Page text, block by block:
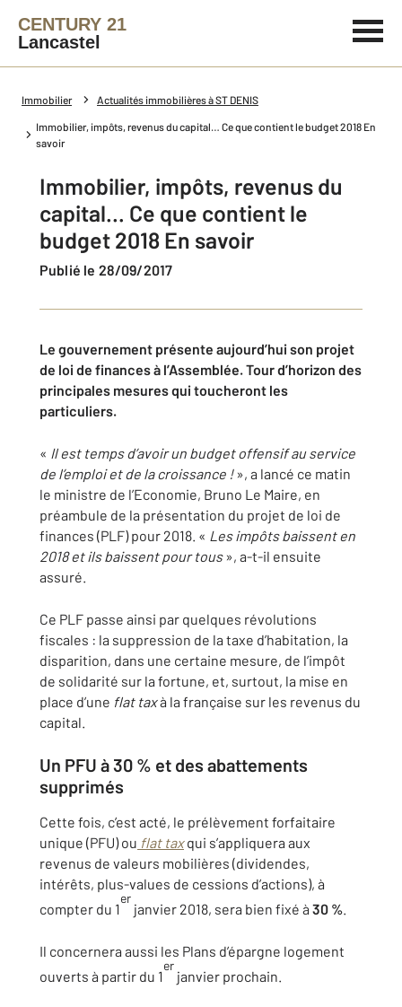
CENTURY 21
Lancastel
Immobilier Actualités immobilières à ST DENIS
Immobilier, impôts, revenus du capital… Ce que contient le budget 2018 En
savoir
Immobilier, impôts, revenus du
capital… Ce que contient le
budget 2018 En savoir
Publié le 28/09/2017
Le gouvernement présente aujourd’hui son projet
de loi de finances à l’Assemblée. Tour d’horizon des
principales mesures qui toucheront les
particuliers.
« Il est temps d’avoir un budget offensif au service
de l’emploi et de la croissance ! », a lancé ce matin
le ministre de l’Economie, Bruno Le Maire, en
préambule de la présentation du projet de loi de
finances (PLF) pour 2018. « Les impôts baissent en
2018 et ils baissent pour tous», a-t-il ensuite
assuré.
Ce PLF passe ainsi par quelques révolutions
fiscales : la suppression de la taxe d’habitation, la
disparition, dans une certaine mesure, de l’impôt
de solidarité sur la fortune, et, surtout, la mise en
place d’une flat taxà la française sur les revenus du
capital.
Un PFU à 30 % et des abattements
supprimés
Cette fois, c’est acté, le prélèvement forfaitaire
unique (PFU) ou flat taxqui s’appliquera aux
revenus de valeurs mobilières (dividendes,
intérêts, plus-values de cessions d’actions), à
compter du 1
er
janvier 2018, sera bien fixé à 30 %.
Il concernera aussi les Plans d’épargne logement
ouverts à partir du 1
er
janvier prochain.